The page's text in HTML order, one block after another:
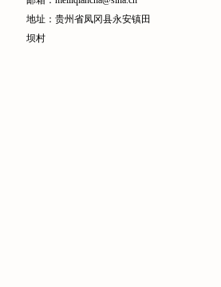
地址：贵州省凤冈县永安镇田
坝村